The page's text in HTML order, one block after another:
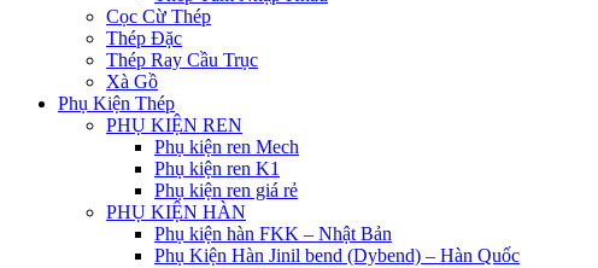
Cọc Cừ Thép
Thép Đặc
Thép Ray Cầu Trục
Xà Gồ
Phụ Kiện Thép
PHỤ KIỆN REN
Phụ kiện ren Mech
Phụ kiện ren K1
Phụ kiện ren giá rẻ
PHỤ KIỆN HÀN
Phụ kiện hàn FKK – Nhật Bản
Phụ Kiện Hàn Jinil bend (Dybend) – Hàn Quốc